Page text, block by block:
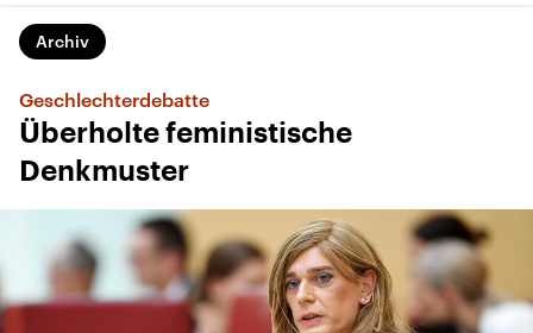
Archiv
Geschlechterdebatte
Überholte feministische
Denkmuster